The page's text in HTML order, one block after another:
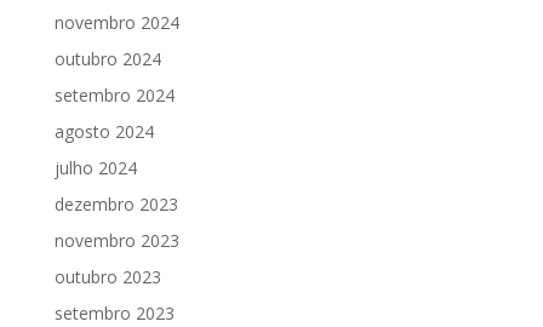
novembro 2024
outubro 2024
setembro 2024
agosto 2024
julho 2024
dezembro 2023
novembro 2023
outubro 2023
setembro 2023